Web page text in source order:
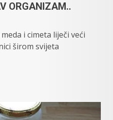
ORGANIZAM..
i cimeta liječi veći
širom svijeta